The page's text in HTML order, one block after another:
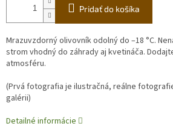
Pridať do košíka
Mrazuvzdorný olivovník odolný do –18 °C.
strom vhodný do záhrady aj kvetináča.
atmosféru.
(Prvá fotografia je ilustračná, reálne
galérii)
Detailné informácie